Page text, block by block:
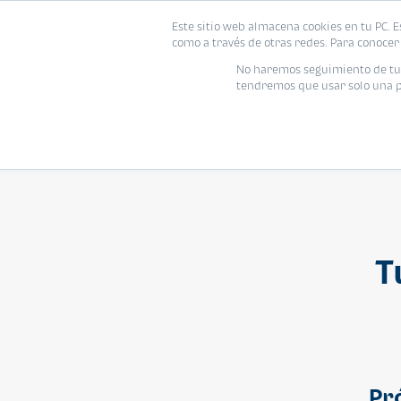
Este sitio web almacena cookies en tu
como a través de otras redes. Para
No haremos seguimiento de
tendremos que usar solo una